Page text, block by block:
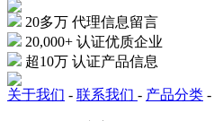
20多万 代理信息留言
20,000+ 认证优质企业
超10万 认证产品信息
关于我们 - 联系我们 - 产品分类 -